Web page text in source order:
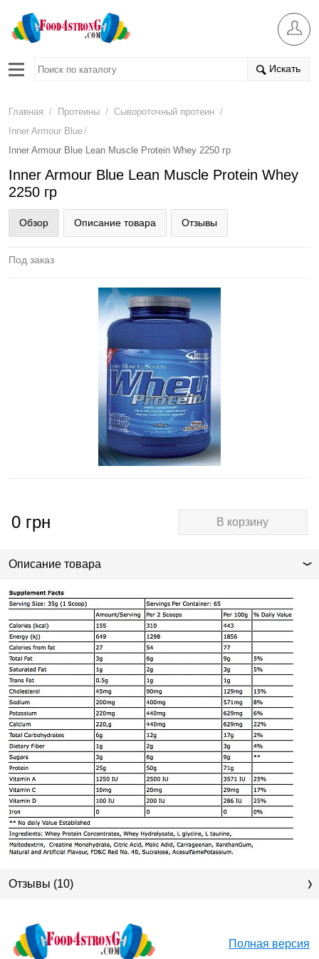
Искать
Главная / Протеины / Сывороточный протеин /
Inner Armour Blue/
Inner Armour Blue Lean Muscle Protein Whey 2250 гр
Inner Armour Blue Lean Muscle Protein Whey
2250 гр
Обзор Описание товара Отзывы
Под заказ
0 грн В корзину
Описание товара
Отзывы (10)
Полная версия